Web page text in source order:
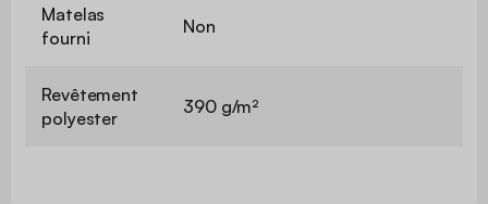
Matelas
fourni
Non
Revêtement
polyester
390 g/m²